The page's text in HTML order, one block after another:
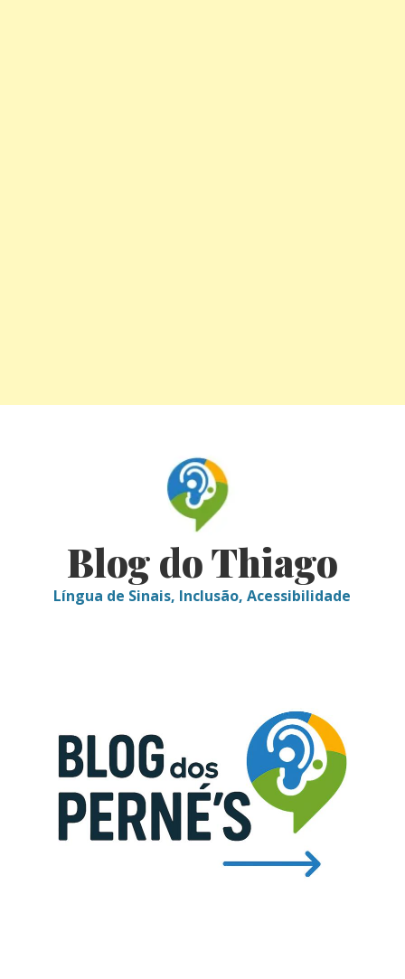
Blog do Thiago
Língua de Sinais, Inclusão, Acessibilidade